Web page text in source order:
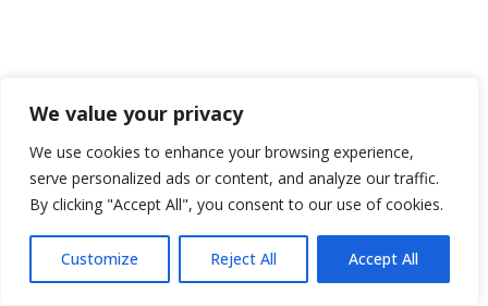
We value your privacy
We use cookies to enhance your browsing experience,
serve personalized ads or content, and analyze our traffic.
By clicking "Accept All", you consent to our use of cookies.
Customize Reject All Accept All
Neve | Drevet avWordPress